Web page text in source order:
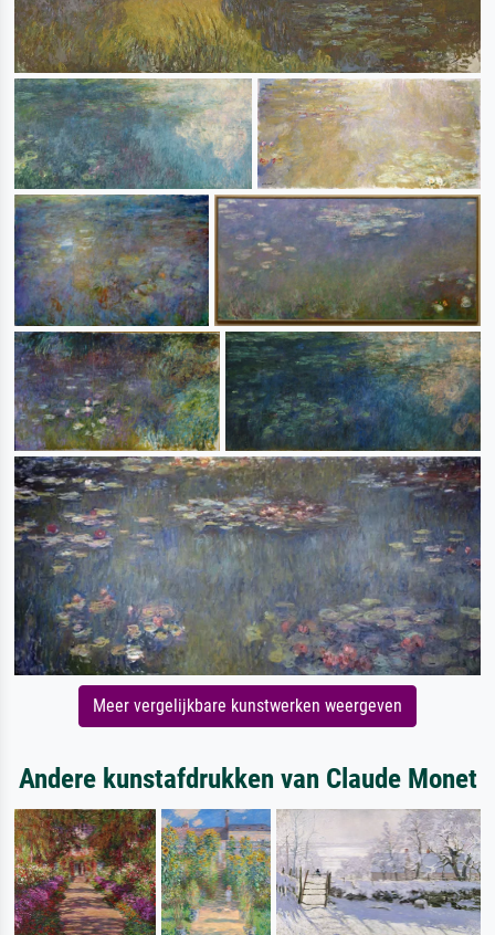
Meer vergelijkbare kunstwerken weergeven
Andere kunstafdrukken van Claude Monet